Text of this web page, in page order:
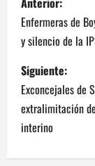
Enfermeras de
y silencio de la
Siguiente:
Exconcejales de
extralimitación
interino